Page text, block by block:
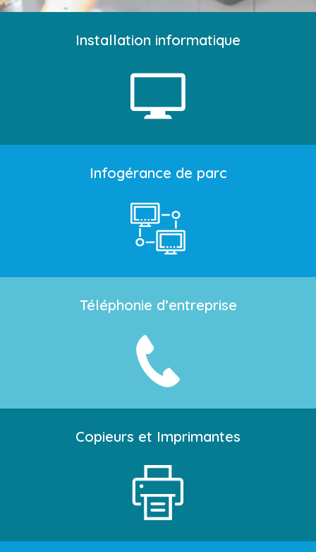
Installation informatique
Infogérance de parc
Téléphonie d’entreprise
Copieurs et Imprimantes